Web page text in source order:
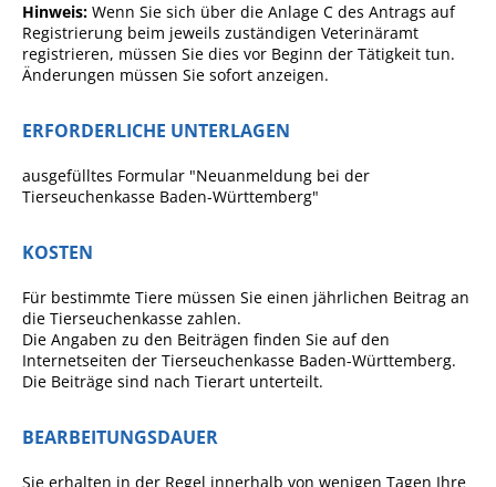
MEIN GEMMRIGHEIM
Gemmrigheim
Markungsputzete
Paten für Baum- und
Pflanzbeete
Aktion „PFLÜCK MICH!“
Hinweis: Wenn Sie sich über die Anlage C des Antrags auf
Registrierung beim jeweils zuständigen Veterinäramt
registrieren, müssen Sie dies vor Beginn der Tätigkeit tun.
Änderungen müssen Sie sofort anzeigen.
ERFORDERLICHE UNTERLAGEN
ausgefülltes Formular "Neuanmeldung bei der
Tierseuchenkasse Baden-Württemberg"
KOSTEN
Für bestimmte Tiere müssen Sie einen jährlichen Beitrag an
die Tierseuchenkasse zahlen.
Die Angaben zu den Beiträgen finden Sie auf den
Internetseiten der Tierseuchenkasse Baden-Württemberg.
Die Beiträge sind nach Tierart unterteilt.
BEARBEITUNGSDAUER
Sie erhalten in der Regel innerhalb von wenigen Tagen Ihre